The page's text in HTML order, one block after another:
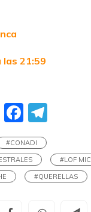
21:59
Twitter
#CONADI
#LOF
#QUERELLAS